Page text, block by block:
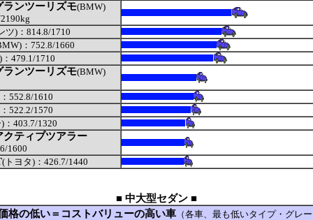
ンツーリズモ(BMW)
ツ)：814.8/1710
：752.8/1660
479.1/1710
ンツーリズモ(BMW)
552.8/1610
522.2/1570
：403.7/1320
ティブツアラー
1600
(トヨタ)：426.7/1440
■ 中大型セダン ■
格の低い＝コストバリューの高い車 （各車、最も低いタイプ・グレ